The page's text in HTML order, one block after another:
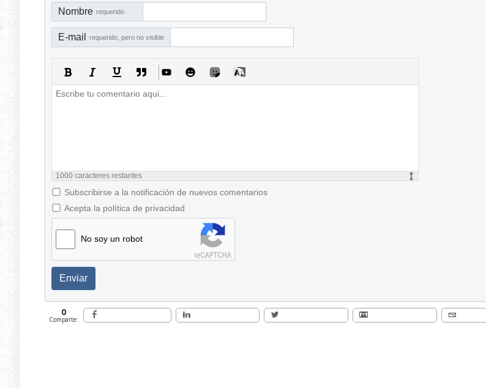
Nombre requerido
E-mail requerido, pero no visible
1000 caracteres restantes
Subscribirse a la notificación de nuevos comentarios
Acepta la política de privacidad
No soy un robot
Enviar
0
Comparte: